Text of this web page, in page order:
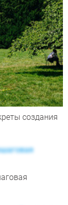
создания